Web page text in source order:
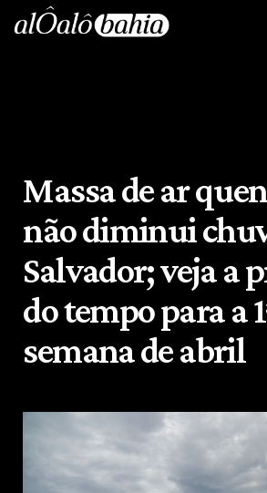
Massa de ar
não diminui
Salvador; veja a
do tempo para a
semana de abril